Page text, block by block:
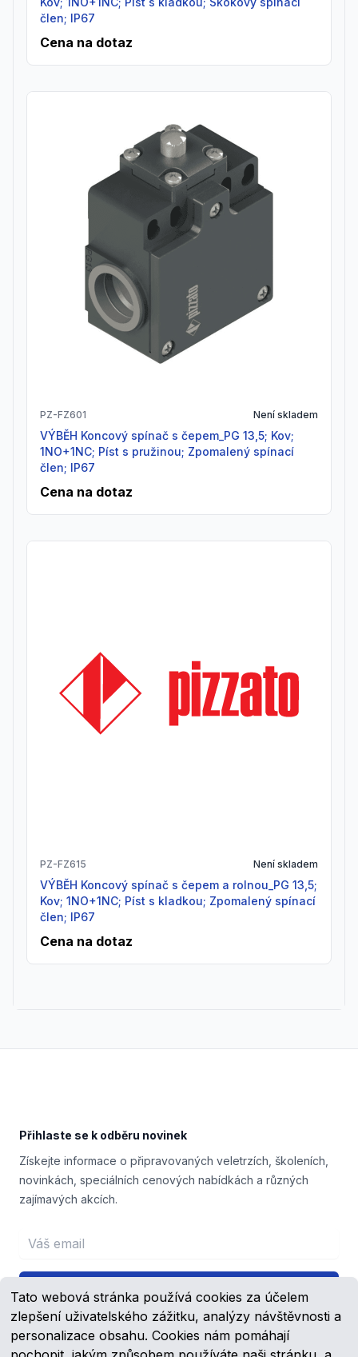
Tato webová stránka používá cookies za účelem
zlepšení uživatelského zážitku, analýzy návštěvnosti a
personalizace obsahu. Cookies nám pomáhají
člen; IP67
Cena na dotaz
PZ-FZ601 Není skladem
VÝBĚH Koncový spínač s čepem_PG 13,5; Kov;
1NO+1NC; Píst s pružinou; Zpomalený spínací
člen; IP67
Cena na dotaz
PZ-FZ615 Není skladem
VÝBĚH Koncový spínač s čepem a rolnou_PG 13,5;
Kov; 1NO+1NC; Píst s kladkou; Zpomalený spínací
člen; IP67
Cena na dotaz
Přihlaste se k odběru novinek
Získejte informace o připravovaných veletrzích, školeních,
novinkách, speciálních cenových nabídkách a různých
zajímavých akcích.
Email address
Přihlášení